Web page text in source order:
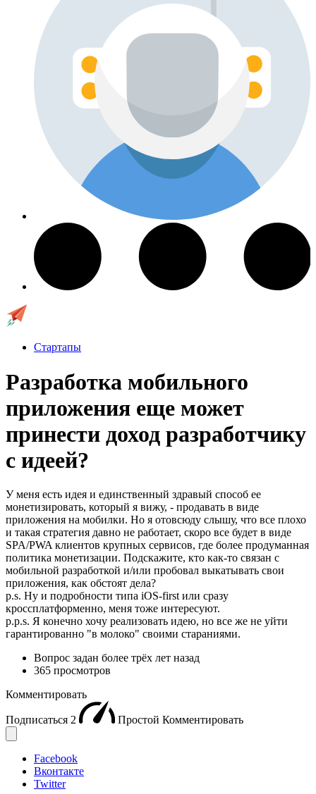
Стартапы
Разработка мобильного
приложения еще может
принести доход разработчику
с идеей?
У меня есть идея и единственный здравый способ ее
монетизировать, который я вижу, - продавать в виде
приложения на мобилки. Но я отовсюду слышу, что все плохо
и такая стратегия давно не работает, скоро все будет в виде
SPA/PWA клиентов крупных сервисов, где более продуманная
политика монетизации. Подскажите, кто как-то связан с
мобильной разработкой и/или пробовал выкатывать свои
приложения, как обстоят дела?
p.s. Ну и подробности типа iOS-first или сразу
кроссплатформенно, меня тоже интересуют.
p.p.s. Я конечно хочу реализовать идею, но все же не уйти
гарантированно "в молоко" своими стараниями.
Вопрос задан более трёх лет назад
365 просмотров
Комментировать
Подписаться 2 Простой Комментировать
Facebook
Вконтакте
Twitter